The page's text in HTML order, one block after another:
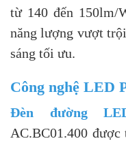
từ 140 đến 150lm/
năng lượng vượt
sáng tối ưu.
Công nghệ LED
Đèn đường
AC.BC01.400